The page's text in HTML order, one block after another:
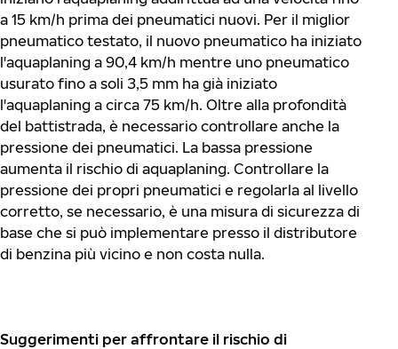
a 15 km/h prima dei pneumatici nuovi. Per il miglior
pneumatico testato, il nuovo pneumatico ha iniziato
l'aquaplaning a 90,4 km/h mentre uno pneumatico
usurato fino a soli 3,5 mm ha già iniziato
l'aquaplaning a circa 75 km/h. Oltre alla profondità
del battistrada, è necessario controllare anche la
pressione dei pneumatici. La bassa pressione
aumenta il rischio di aquaplaning. Controllare la
pressione dei propri pneumatici e regolarla al livello
corretto, se necessario, è una misura di sicurezza di
base che si può implementare presso il distributore
di benzina più vicino e non costa nulla.
Suggerimenti per affrontare il rischio di